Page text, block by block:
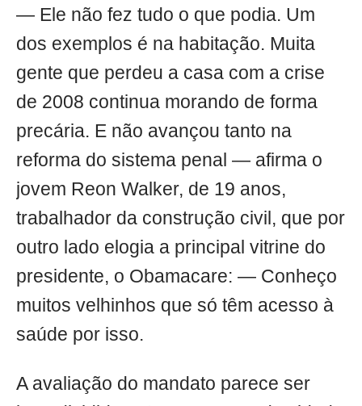
— Ele não fez tudo o que podia. Um
dos exemplos é na habitação. Muita
gente que perdeu a casa com a crise
de 2008 continua morando de forma
precária. E não avançou tanto na
reforma do sistema penal — afirma o
jovem Reon Walker, de 19 anos,
trabalhador da construção civil, que por
outro lado elogia a principal vitrine do
presidente, o Obamacare: — Conheço
muitos velhinhos que só têm acesso à
saúde por isso.
A avaliação do mandato parece ser